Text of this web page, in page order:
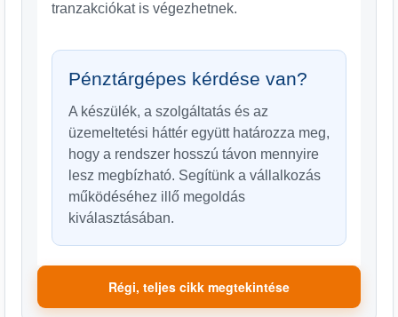
tranzakciókat is végezhetnek.
Pénztárgépes kérdése van?
A készülék, a szolgáltatás és az
üzemeltetési háttér együtt határozza meg,
hogy a rendszer hosszú távon mennyire
lesz megbízható. Segítünk a vállalkozás
működéséhez illő megoldás
kiválasztásában.
Régi, teljes cikk megtekintése